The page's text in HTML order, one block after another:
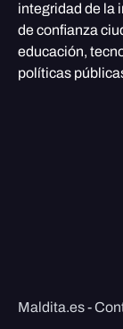
integridad de la
de confianza
educación,
políticas
Maldita.es -